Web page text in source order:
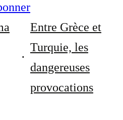
Entre Grèce et
Turquie, les
dangereuses
provocations